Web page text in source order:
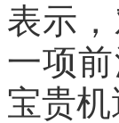
表示
一项
宝贵机